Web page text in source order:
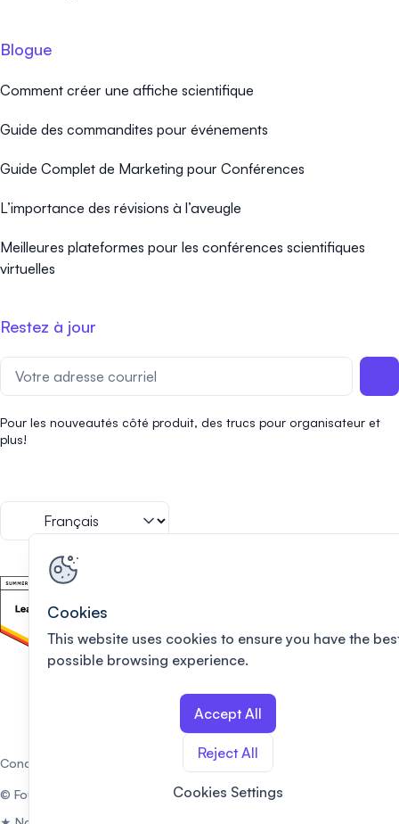
Blogue
Comment créer une affiche scientifique
Guide des commandites pour événements
Guide Complet de Marketing pour Conférences
L’importance des révisions à l’aveugle
Meilleures plateformes pour les conférences scientifiques
virtuelles
Restez à jour
Pour les nouveautés côté produit, des trucs pour organisateur et
plus!
© Fourwaves. Tous droits réservés.
Conditions d'utilisation Politique de vie privée
Cookies
This website uses cookies to ensure you have the
possible browsing experience.
Accept All
Reject All
Cookies Settings